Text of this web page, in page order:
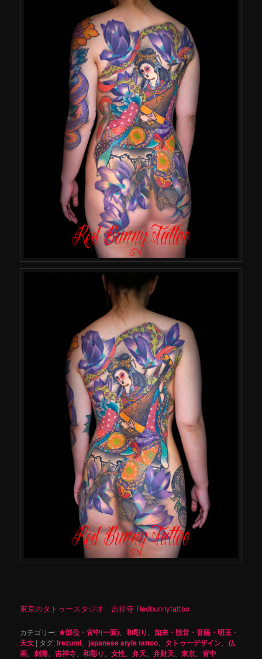
東京のタトゥースタジオ 吉祥寺 Redbunnytattoo
カテゴリー:★部位・背中(一面) 、和彫り 、如来・観音・菩薩・明王・
天女 | タグ:irezumi 、japanese style tattoo タトゥーデザイン 、仏
画 、刺青 、吉祥寺 、和彫り 、女性 、弁天 、弁財天 、東京 、背中